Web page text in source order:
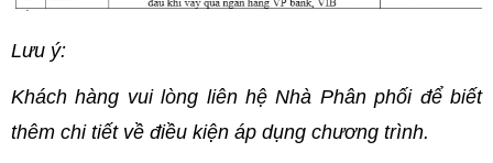
Lưu ý:
Khách hàng vui lòng liên hệ Nhà Phân phối để biết
thêm chi tiết về điều kiện áp dụng chương trình.